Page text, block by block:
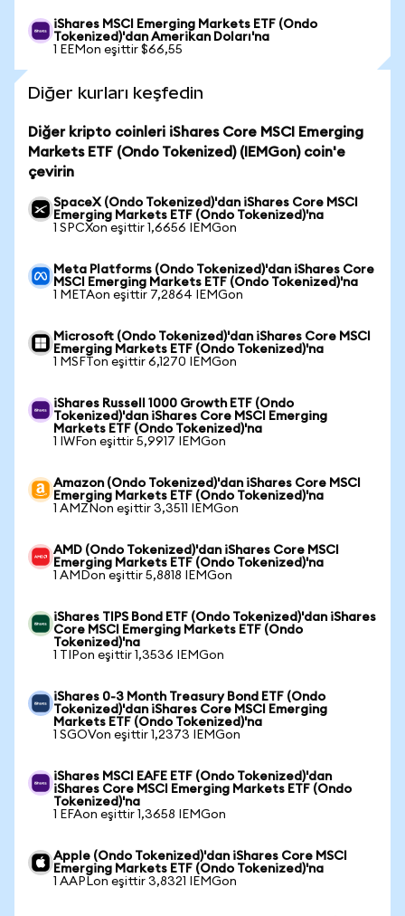
iShares MSCI Emerging Markets ETF (Ondo
Tokenized)'dan Amerikan Doları'na
1 EEMon eşittir $66,55
Diğer kurları keşfedin
Diğer kripto coinleri iShares Core MSCI Emerging
Markets ETF (Ondo Tokenized) (IEMGon) coin'e
çevirin
SpaceX (Ondo Tokenized)'dan iShares Core MSCI
Emerging Markets ETF (Ondo Tokenized)'na
1 SPCXon eşittir 1,6656 IEMGon
Meta Platforms (Ondo Tokenized)'dan iShares Core
MSCI Emerging Markets ETF (Ondo Tokenized)'na
1 METAon eşittir 7,2864 IEMGon
Microsoft (Ondo Tokenized)'dan iShares Core MSCI
Emerging Markets ETF (Ondo Tokenized)'na
1 MSFTon eşittir 6,1270 IEMGon
iShares Russell 1000 Growth ETF (Ondo
Tokenized)'dan iShares Core MSCI Emerging
Markets ETF (Ondo Tokenized)'na
1 IWFon eşittir 5,9917 IEMGon
Amazon (Ondo Tokenized)'dan iShares Core MSCI
Emerging Markets ETF (Ondo Tokenized)'na
1 AMZNon eşittir 3,3511 IEMGon
AMD (Ondo Tokenized)'dan iShares Core MSCI
Emerging Markets ETF (Ondo Tokenized)'na
1 AMDon eşittir 5,8818 IEMGon
iShares TIPS Bond ETF (Ondo Tokenized)'dan iShares
Core MSCI Emerging Markets ETF (Ondo
Tokenized)'na
1 TIPon eşittir 1,3536 IEMGon
iShares 0-3 Month Treasury Bond ETF (Ondo
Tokenized)'dan iShares Core MSCI Emerging
Markets ETF (Ondo Tokenized)'na
1 SGOVon eşittir 1,2373 IEMGon
iShares MSCI EAFE ETF (Ondo Tokenized)'dan
iShares Core MSCI Emerging Markets ETF (Ondo
Tokenized)'na
1 EFAon eşittir 1,3658 IEMGon
Apple (Ondo Tokenized)'dan iShares Core MSCI
Emerging Markets ETF (Ondo Tokenized)'na
1 AAPLon eşittir 3,8321 IEMGon